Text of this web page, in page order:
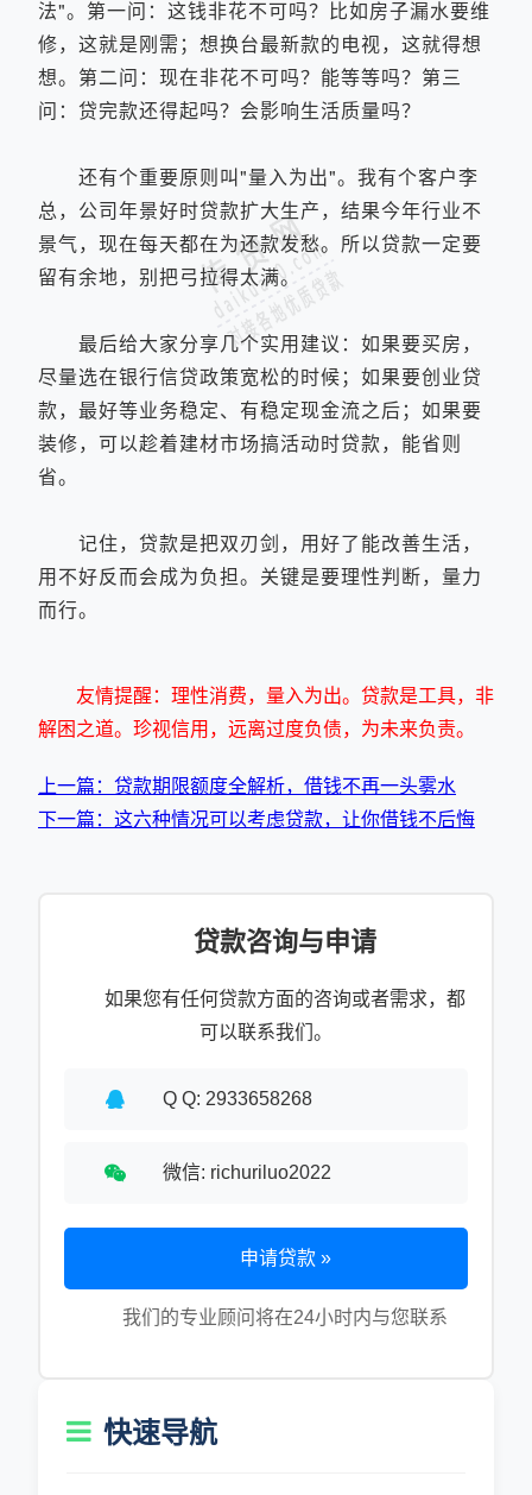
法"。第一问：这钱非花不可吗？比如房子漏水要维
修，这就是刚需；想换台最新款的电视，这就得想
想。第二问：现在非花不可吗？能等等吗？第三
问：贷完款还得起吗？会影响生活质量吗？
还有个重要原则叫"量入为出"。我有个客户李
总，公司年景好时贷款扩大生产，结果今年行业不
景气，现在每天都在为还款发愁。所以贷款一定要
留有余地，别把弓拉得太满。
最后给大家分享几个实用建议：如果要买房，
尽量选在银行信贷政策宽松的时候；如果要创业贷
款，最好等业务稳定、有稳定现金流之后；如果要
装修，可以趁着建材市场搞活动时贷款，能省则
省。
记住，贷款是把双刃剑，用好了能改善生活，
用不好反而会成为负担。关键是要理性判断，量力
而行。
友情提醒：理性消费，量入为出。贷款是工具，非
解困之道。珍视信用，远离过度负债，为未来负责。
上一篇：贷款期限额度全解析，借钱不再一头雾水
下一篇：这六种情况可以考虑贷款，让你借钱不后悔
贷款咨询与申请
如果您有任何贷款方面的咨询或者需求，都
可以联系我们。
Q Q: 2933658268
微信: richuriluo2022
申请贷款 »
我们的专业顾问将在24小时内与您联系
快速导航